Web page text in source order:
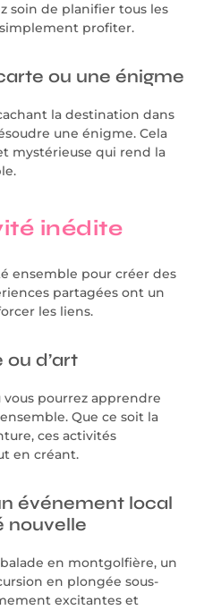
soin de planifier tous les
simplement profiter.
ou une énigme
la destination dans
une énigme. Cela
mystérieuse qui rend la
inédite
ensemble pour créer des
partagées ont un
les liens.
ou d’art
vous pourrez apprendre
Que ce soit la
ces activités
en créant.
événement local
nouvelle
en montgolfière, un
en plongée sous-
excitantes et